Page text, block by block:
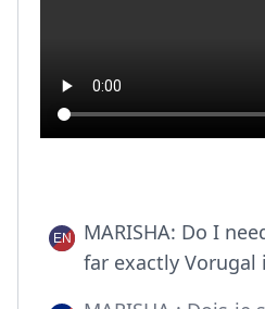
MARISHA: Do I
far exactly Vorugal